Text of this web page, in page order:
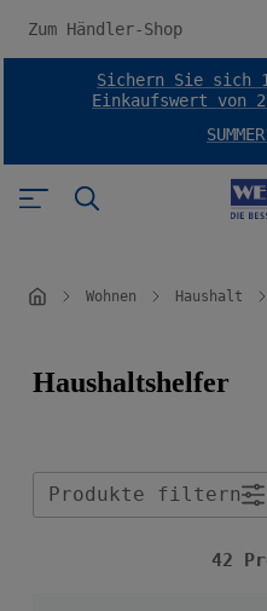
springen
Zum Händler-Shop
Sichern Sie sich
Einkaufswert von
Wohnen Haushalt
Haushaltshelfer
Produkte filtern
42